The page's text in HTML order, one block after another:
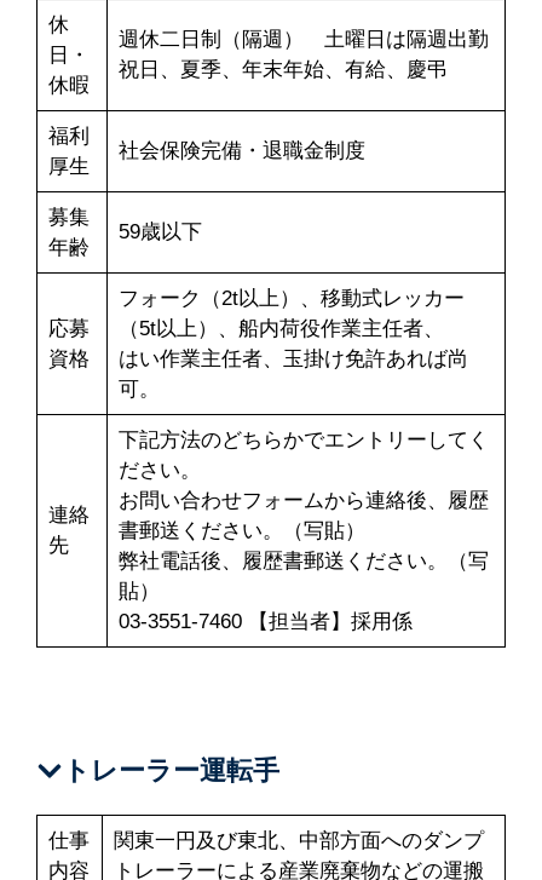
休
日・
休暇
週休二日制（隔週） 土曜日は隔週出勤
祝日、夏季、年末年始、有給、慶弔
福利
厚生
社会保険完備・退職金制度
募集
年齢
59歳以下
応募
資格
フォーク（2t以上）、移動式レッカー
（5t以上）、船内荷役作業主任者、
はい作業主任者、玉掛け免許あれば尚
可。
連絡
先
下記方法のどちらかでエントリーしてく
ださい。
お問い合わせフォームから連絡後、履歴
書郵送ください。（写貼）
弊社電話後、履歴書郵送ください。（写
貼）
03-3551-7460 【担当者】採用係
トレーラー運転手
仕事
内容
関東一円及び東北、中部方面へのダンプ
トレーラーによる産業廃棄物などの運搬